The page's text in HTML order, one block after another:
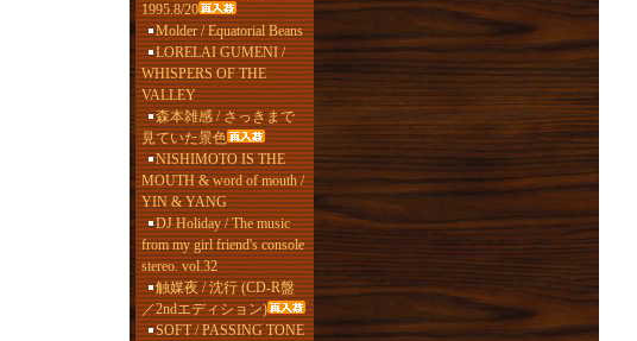
1995.8/20
Molder / Equatorial Beans
LORELAI GUMENI /
WHISPERS OF THE
VALLEY
森本雑感 / さっきまで
見ていた景色
NISHIMOTO IS THE
MOUTH & word of mouth /
YIN & YANG
DJ Holiday / The music
from my girl friend's console
stereo. vol.32
触媒夜 / 沈行 (CD-R盤
／2ndエディション)
SOFT / PASSING TONE